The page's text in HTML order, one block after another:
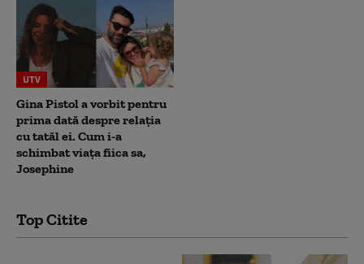
UTV
Gina Pistol a vorbit pentru
prima dată despre relația
cu tatăl ei. Cum i-a
schimbat viața fiica sa,
Josephine
Top Citite